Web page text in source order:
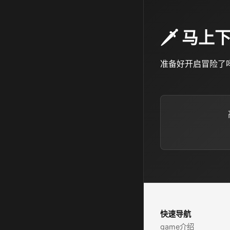
🗡️ 马上
准备好开启冒险了
快速导航
game介绍